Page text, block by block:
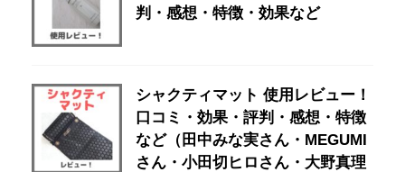
判・感想・特徴・効果など
シャクティマット 使用レビュー！
口コミ・効果・評判・感想・特徴
など（田中みな実さん・MEGUMI
さん・小田切ヒロさん・大野真理